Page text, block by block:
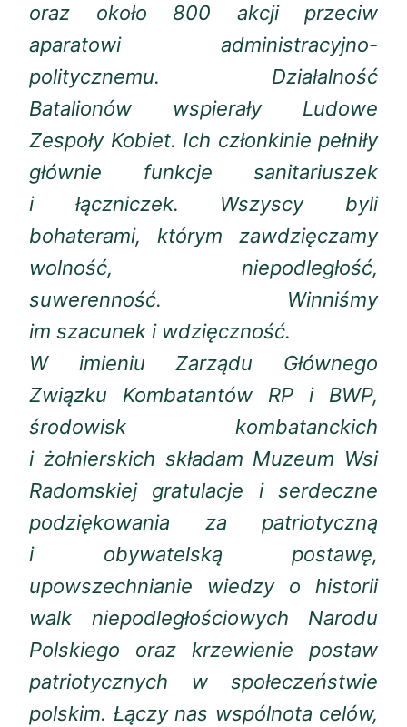
oraz około 800 akcji przeciw
aparatowi administracyjno-
politycznemu. Działalność
Batalionów wspierały Ludowe
Zespoły Kobiet. Ich członkinie pełniły
głównie funkcje sanitariuszek
i łączniczek. Wszyscy byli
bohaterami, którym zawdzięczamy
wolność, niepodległość,
suwerenność. Winniśmy
im szacunek i wdzięczność.
W imieniu Zarządu Głównego
Związku Kombatantów RP i BWP,
środowisk kombatanckich
i żołnierskich składam Muzeum Wsi
Radomskiej gratulacje i serdeczne
podziękowania za patriotyczną
i obywatelską postawę,
upowszechnianie wiedzy o historii
walk niepodległościowych Narodu
Polskiego oraz krzewienie postaw
patriotycznych w społeczeństwie
polskim. Łączy nas wspólnota celów,